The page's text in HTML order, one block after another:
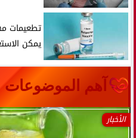
تطعيمات
يمكن
آهم الموضوعات
الأخبار